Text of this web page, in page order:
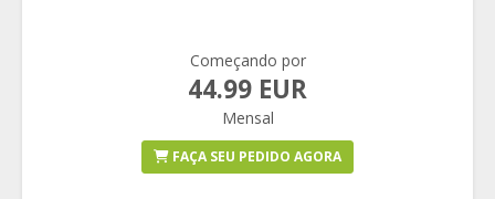
Começando por
44.99 EUR
Mensal
FAÇA SEU PEDIDO AGORA